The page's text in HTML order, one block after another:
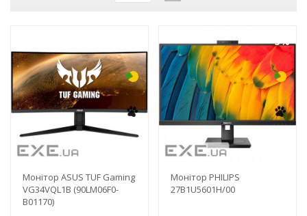
Монітор ASUS TUF Gaming
VG34VQL1B (90LM06F0-
B01170)
-3%
Монітор PHILIPS
27B1U5601H/00